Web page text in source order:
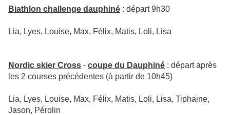
Biathlon challenge dauphiné : départ 9h30
Lia, Lyes, Louise, Max, Félix, Matis, Loli, Lisa
Nordic skier Cross - coupe du Dauphiné : départ après
les 2 courses précédentes (à partir de 10h45)
Lia, Lyes, Louise, Max, Félix, Matis, Loli, Lisa, Tiphaine,
Jason, Pérolin